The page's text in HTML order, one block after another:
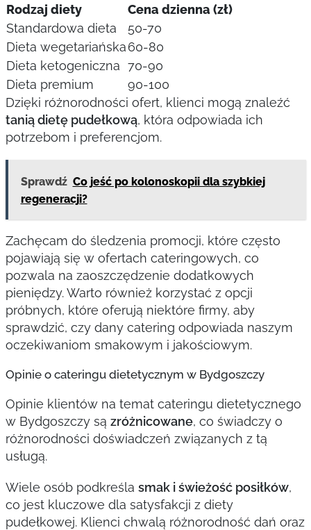
Rodzaj diety
Cena dzienna (zł)
Standardowa dieta
50-70
Dieta wegetariańska60-80
Dieta ketogeniczna 70-90
Dieta premium
90-100
Dzięki różnorodności ofert, klienci mogą znaleźć
tanią dietę pudełkową, która odpowiada ich
potrzebom i preferencjom.
Sprawdź Co jeść po kolonoskopii dla szybkiej
regeneracji?
Zachęcam do śledzenia promocji, które często
pojawiają się w ofertach cateringowych, co
pozwala na zaoszczędzenie dodatkowych
pieniędzy. Warto również korzystać z opcji
próbnych, które oferują niektóre firmy, aby
sprawdzić, czy dany catering odpowiada naszym
oczekiwaniom smakowym i jakościowym.
Opinie o cateringu dietetycznym w Bydgoszczy
Opinie klientów na temat cateringu dietetycznego
w Bydgoszczy są zróżnicowane, co świadczy o
różnorodności doświadczeń związanych z tą
usługą.
Wiele osób podkreśla smak i świeżość posiłków,
co jest kluczowe dla satysfakcji z diety
pudełkowej. Klienci chwalą różnorodność dań oraz